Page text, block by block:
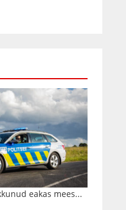
eakas mees...